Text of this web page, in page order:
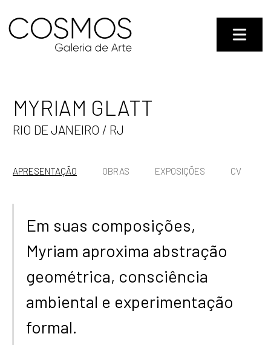
MYRIAM GLATT
RIO DE JANEIRO / RJ
APRESENTAÇÃO OBRAS EXPOSIÇÕES CV
Em suas composições,
Myriam aproxima abstração
geométrica, consciência
ambiental e experimentação
formal.